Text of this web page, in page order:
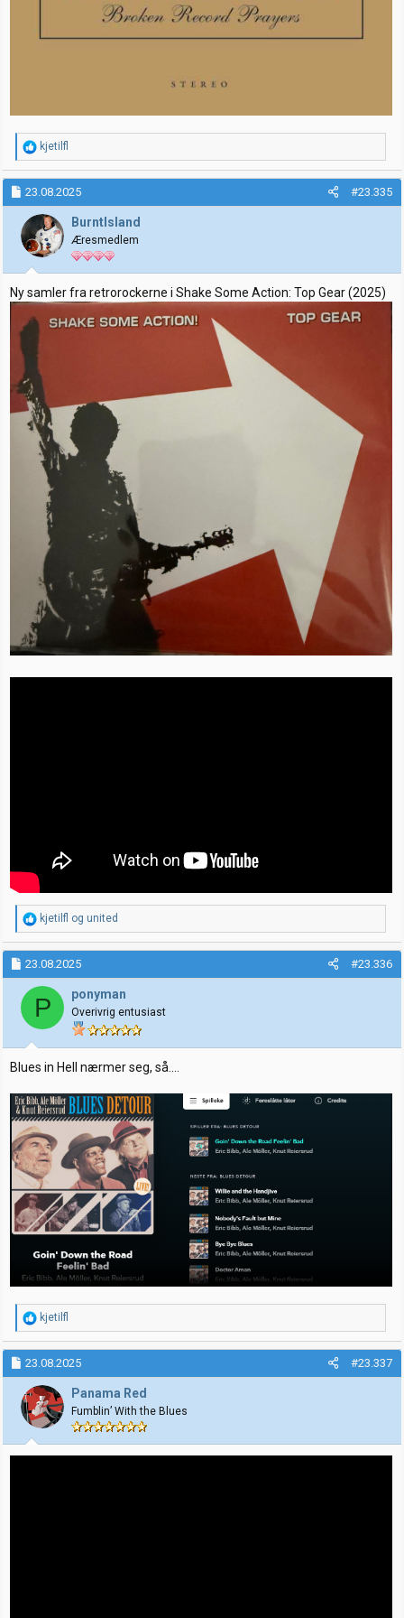
R
e
a
k
j
o
n
e
r
:
kjetilfl
23.08.2025 #23.335
BurntIsland
Æresmedlem
Ny samler fra retrorockerne i Shake Some Action: Top Gear (2025)
R
e
a
k
s
j
o
e
r
:
kjetilfl og united
23.08.2025 #23.336
P ponyman
Overivrig entusiast
Blues in Hell nærmer seg, så....
R
e
a
k
s
j
o
n
e
r
kjetilfl
23.08.2025 #23.337
Panama Red
Fumblin’ With the Blues